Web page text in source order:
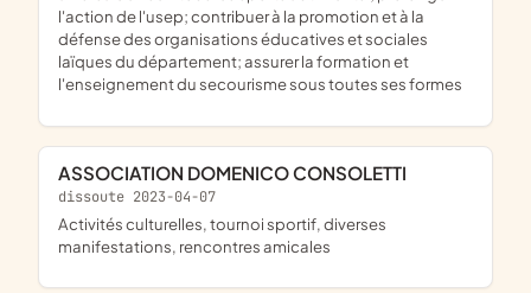
l'action de l'usep; contribuer à la promotion et à la
défense des organisations éducatives et sociales
laïques du département; assurer la formation et
l'enseignement du secourisme sous toutes ses formes
ASSOCIATION DOMENICO CONSOLETTI
dissoute 2023-04-07
activités culturelles, tournoi sportif, diverses
manifestations, rencontres amicales